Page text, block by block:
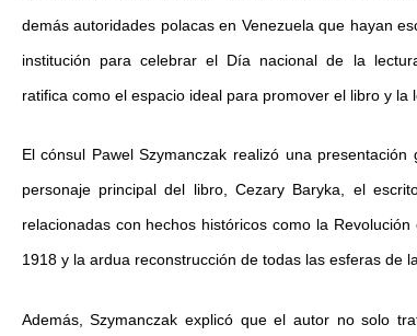
demás autoridades polacas en Venezuela que hayan
institución para celebrar el Día nacional de la
ratifica como el espacio ideal para promover el libro y la
El cónsul Pawel Szymanczak realizó una
personaje principal del libro, Cezary Baryka, el
relacionadas con hechos históricos como la
1918 y la ardua reconstrucción de todas las esferas de
Además, Szymanczak explicó que el autor no solo